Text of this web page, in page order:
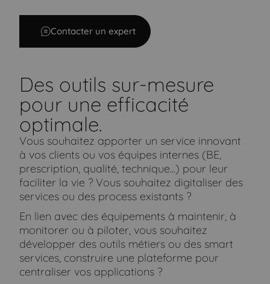
Contacter un expert
Des outils sur-mesure
pour une efficacité
optimale.
Vous souhaitez apporter un service innovant
à vos clients ou vos équipes internes (BE,
prescription, qualité, technique...) pour leur
faciliter la vie ? Vous souhaitez digitaliser des
services ou des process existants ?
En lien avec des équipements à maintenir, à
monitorer ou à piloter, vous souhaitez
développer des outils métiers ou des smart
services, construire une plateforme pour
centraliser vos applications ?